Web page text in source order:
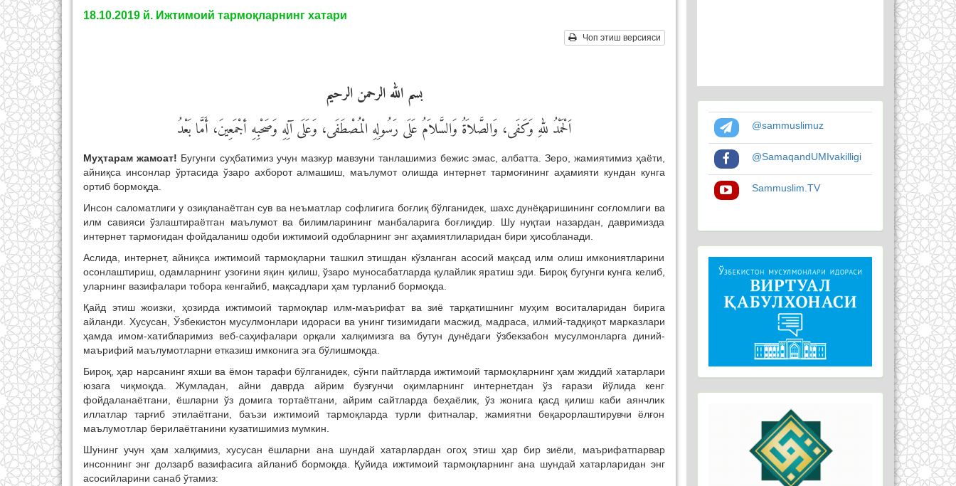
18.10.2019 й. Ижтимоий тармоқларнинг хатари
Чоп этиш версияси
بسم الله الرحمن الرحيم
اَلْحَمْدُ للهِ وَكَفَى، وَالصَّلاَةُ وَالسَّلاَمُ عَلَى رَسُولِهِ الْمُصْطَفَى، وَعَلَى آلِهِ وَصَحْبِهِ أجْمَعِينَ، أَمَّا بَعْدُ
Муҳтарам жамоат! Бугунги суҳбатимиз учун мазкур мавзуни танлашимиз бежис эмас, албатта. Зеро, жамиятимиз ҳаёти,
айниқса инсонлар ўртасида ўзаро ахборот алмашиш, маълумот олишда интернет тармоғининг аҳамияти кундан кунга
ортиб бормоқда.
Инсон саломатлиги у озиқланаётган сув ва неъматлар софлигига боғлиқ бўлганидек, шахс дунёқаришининг соғломлиги ва
илм савияси ўзлаштираётган маълумот ва билимларининг манбаларига боғлиқдир. Шу нуқтаи назардан, давримизда
интернет тармоғидан фойдаланиш одоби ижтимоий одобларнинг энг аҳамиятлиларидан бири ҳисобланади.
Аслида, интернет, айниқса ижтимоий тармоқларни ташкил этишдан кўзланган асосий мақсад илм олиш имкониятларини
осонлаштириш, одамларнинг узоғини яқин қилиш, ўзаро муносабатларда қулайлик яратиш эди. Бироқ бугунги кунга келиб,
уларнинг вазифалари тобора кенгайиб, мақсадлари ҳам турланиб бормоқда.
Қайд этиш жоизки, ҳозирда ижтимоий тармоқлар илм-маърифат ва зиё тарқатишнинг муҳим воситаларидан бирига
айланди. Хусусан, Ўзбекистон мусулмонлари идораси ва унинг тизимидаги масжид, мадраса, илмий-тадқиқот марказлари
ҳамда имом-хатибларимиз веб-саҳифалари орқали халқимизга ва бутун дунёдаги ўзбекзабон мусулмонларга диний-
маърифий маълумотларни етказиш имконига эга бўлишмоқда.
Бироқ, ҳар нарсанинг яхши ва ёмон тарафи бўлганидек, сўнги пайтларда ижтимоий тармоқларнинг ҳам жиддий хатарлари
юзага чиқмоқда. Жумладан, айни даврда айрим бузғунчи оқимларнинг интернетдан ўз ғарази йўлида кенг
фойдаланаётгани, ёшларни ўз домига тортаётгани, айрим сайтларда беҳаёлик, ўз жонига қасд қилиш каби аянчлик
иллатлар тарғиб этилаётгани, баъзи ижтимоий тармоқларда турли фитналар, жамиятни беқарорлаштирувчи ёлғон
маълумотлар берилаётганини кузатишимиз мумкин.
Шунинг учун ҳам халқимиз, хусусан ёшларни ана шундай хатарлардан огоҳ этиш ҳар бир зиёли, маърифатпарвар
инсоннинг энг долзарб вазифасига айланиб бормоқда. Қуйида ижтимоий тармоқларнинг ана шундай хатарларидан энг
асосийларини санаб ўтамиз:
@sammuslimuz
@SamaqandUMIvakilligi
Sammuslim.TV